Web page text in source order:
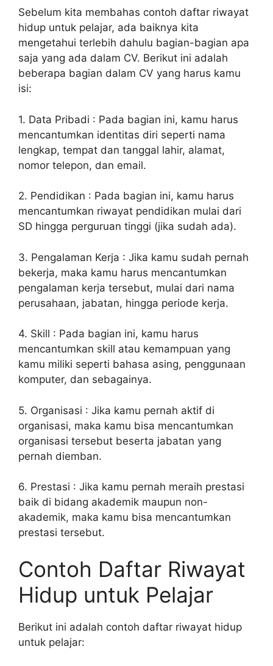
Sebelum kita membahas contoh daftar riwayat
hidup untuk pelajar, ada baiknya kita
mengetahui terlebih dahulu bagian-bagian apa
saja yang ada dalam CV. Berikut ini adalah
beberapa bagian dalam CV yang harus kamu
isi:
1. Data Pribadi : Pada bagian ini, kamu harus
mencantumkan identitas diri seperti nama
lengkap, tempat dan tanggal lahir, alamat,
nomor telepon, dan email.
2. Pendidikan : Pada bagian ini, kamu harus
mencantumkan riwayat pendidikan mulai dari
SD hingga perguruan tinggi (jika sudah ada).
3. Pengalaman Kerja : Jika kamu sudah pernah
bekerja, maka kamu harus mencantumkan
pengalaman kerja tersebut, mulai dari nama
perusahaan, jabatan, hingga periode kerja.
4. Skill : Pada bagian ini, kamu harus
mencantumkan skill atau kemampuan yang
kamu miliki seperti bahasa asing, penggunaan
komputer, dan sebagainya.
5. Organisasi : Jika kamu pernah aktif di
organisasi, maka kamu bisa mencantumkan
organisasi tersebut beserta jabatan yang
pernah diemban.
6. Prestasi : Jika kamu pernah meraih prestasi
baik di bidang akademik maupun non-
akademik, maka kamu bisa mencantumkan
prestasi tersebut.
Contoh Daftar Riwayat
Hidup untuk Pelajar
Berikut ini adalah contoh daftar riwayat hidup
untuk pelajar: